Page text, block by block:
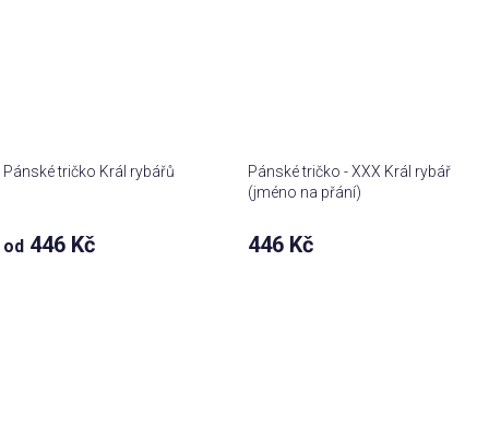
Pánské tričko Král rybářů
od 446 Kč
Pánské tričko - XXX Král rybář
(jméno na přání)
446 Kč